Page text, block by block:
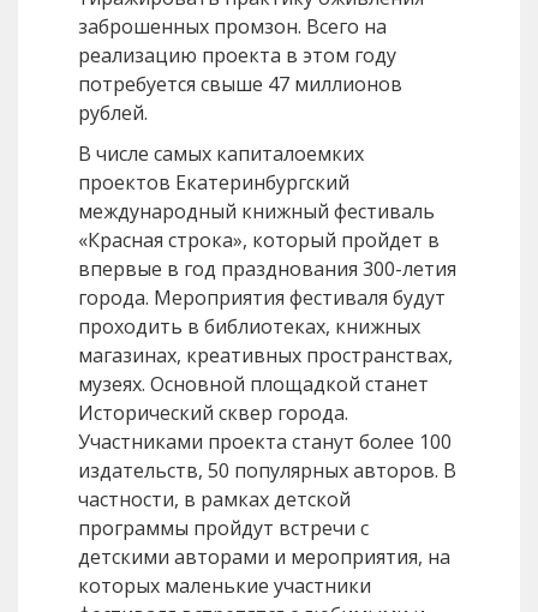
заброшенных промзон. Всего на
реализацию проекта в этом году
потребуется свыше 47 миллионов
рублей.
В числе самых капиталоемких
проектов Екатеринбургский
международный книжный фестиваль
«Красная строка», который пройдет в
впервые в год празднования 300-летия
города. Мероприятия фестиваля будут
проходить в библиотеках, книжных
магазинах, креативных пространствах,
музеях. Основной площадкой станет
Исторический сквер города.
Участниками проекта станут более 100
издательств, 50 популярных авторов. В
частности, в рамках детской
программы пройдут встречи с
детскими авторами и мероприятия, на
которых маленькие участники